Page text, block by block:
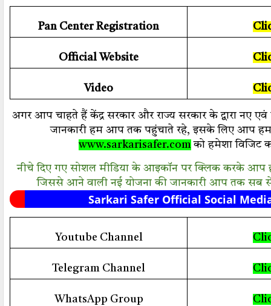
Pan Center Registration
Official Website
Video
अगर आप चाहते हैं केंद्र सरकार और राज्य सरकार के द्वारा नए एवं
जानकारी हम आप तक पहुंचाते रहे, इसके लिए आप
www.sarkarisafer.com को हमेशा विजिट
नीचे दिए गए सोशल मीडिया के आइकॉन पर क्लिक करके आप
जिससे आने वाली नई योजना की जानकारी आप तक
Sarkari Safer Official Social
Youtube Channel
Telegram Channel
WhatsApp Group